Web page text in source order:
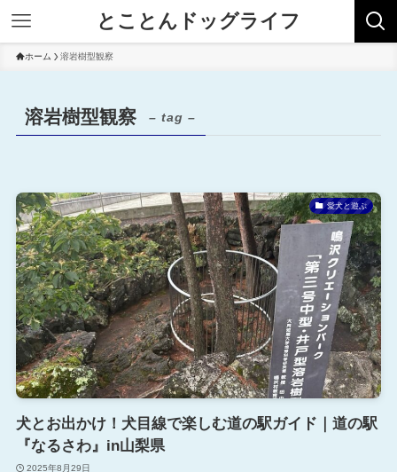
とことんドッグライフ
ホーム 溶岩樹型観察
溶岩樹型観察 – tag –
愛犬と遊ぶ
犬とお出かけ！犬目線で楽しむ道の駅ガイド｜道の駅
『なるさわ』in山梨県
2025年8月29日